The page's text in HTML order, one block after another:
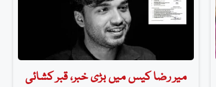
میر رضا کیس میں بڑی خبر، قبر کشائی